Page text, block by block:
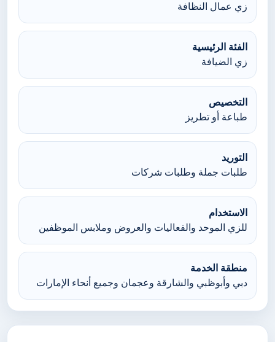
زي عمال النظافة
الفئة الرئيسية
زي الضيافة
التخصيص
طباعة أو تطريز
التوريد
طلبات جملة وطلبات شركات
الاستخدام
للزي الموحد والفعاليات والعروض وملابس الموظفين
منطقة الخدمة
دبي وأبوظبي والشارقة وعجمان وجميع أنحاء الإمارات